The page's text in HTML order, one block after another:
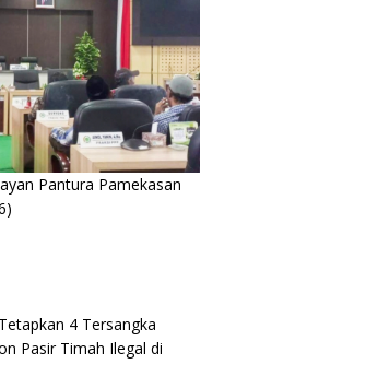
Pantura Pamekasan